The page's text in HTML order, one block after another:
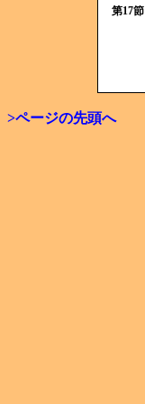
第17節
>ページの先頭へ